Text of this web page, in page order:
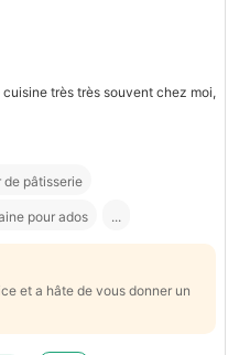
cuisine très très souvent chez moi,
de pâtisserie
pour ados ...
et a hâte de vous donner un